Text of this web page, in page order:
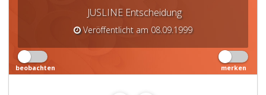
JUSLINE Entscheidung
Veröffentlicht am 08.09.1999
beobachten merken